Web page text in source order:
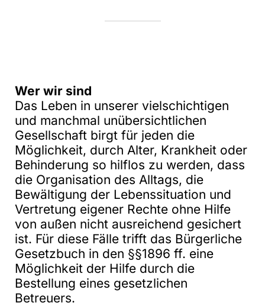
Wer wir sind
Das Leben in unserer vielschichtigen
und manchmal unübersichtlichen
Gesellschaft birgt für jeden die
Möglichkeit, durch Alter, Krankheit oder
Behinderung so hilflos zu werden, dass
die Organisation des Alltags, die
Bewältigung der Lebenssituation und
Vertretung eigener Rechte ohne Hilfe
von außen nicht ausreichend gesichert
ist. Für diese Fälle trifft das Bürgerliche
Gesetzbuch in den §§1896 ff. eine
Möglichkeit der Hilfe durch die
Bestellung eines gesetzlichen
Betreuers.